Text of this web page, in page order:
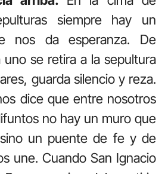
siempre hay un
nos da esperanza. De
uno se retira a la sepultura
guarda silencio y reza.
dice que entre nosotros
no hay un muro que
un puente de fe y de
une. Cuando San Ignacio